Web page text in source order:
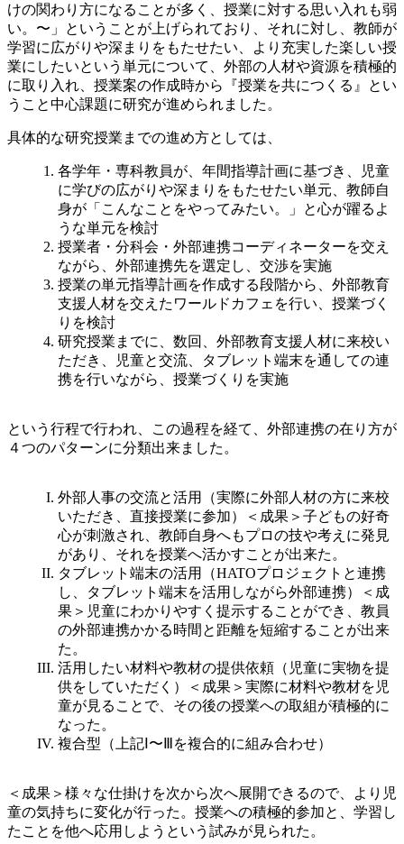
けの関わり方になることが多く、授業に対する思い入れも弱
い。〜」ということが上げられており、それに対し、教師が
学習に広がりや深まりをもたせたい、より充実した楽しい授
業にしたいという単元について、外部の人材や資源を積極的
に取り入れ、授業案の作成時から『授業を共につくる』とい
うこと中心課題に研究が進められました。
具体的な研究授業までの進め方としては、
各学年・専科教員が、年間指導計画に基づき、児童
に学びの広がりや深まりをもたせたい単元、教師自
身が「こんなことをやってみたい。」と心が躍るよ
うな単元を検討
授業者・分科会・外部連携コーディネーターを交え
ながら、外部連携先を選定し、交渉を実施
授業の単元指導計画を作成する段階から、外部教育
支援人材を交えたワールドカフェを行い、授業づく
りを検討
研究授業までに、数回、外部教育支援人材に来校い
ただき、児童と交流、タブレット端末を通しての連
携を行いながら、授業づくりを実施
という行程で行われ、この過程を経て、外部連携の在り方が
４つのパターンに分類出来ました。
外部人事の交流と活用（実際に外部人材の方に来校
いただき、直接授業に参加）＜成果＞子どもの好奇
心が刺激され、教師自身へもプロの技や考えに発見
があり、それを授業へ活かすことが出来た。
タブレット端末の活用（HATOプロジェクトと連携
し、タブレット端末を活用しながら外部連携）＜成
果＞児童にわかりやすく提示することができ、教員
の外部連携かかる時間と距離を短縮することが出来
た。
活用したい材料や教材の提供依頼（児童に実物を提
供をしていただく）＜成果＞実際に材料や教材を児
童が見ることで、その後の授業への取組が積極的に
なった。
複合型（上記Ⅰ〜Ⅲを複合的に組み合わせ）
＜成果＞様々な仕掛けを次から次へ展開できるので、より児
童の気持ちに変化が行った。授業への積極的参加と、学習し
たことを他へ応用しようという試みが見られた。